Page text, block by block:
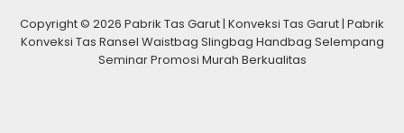
Copyright © 2026 Pabrik Tas Garut | Konveksi Tas Garut | Pabrik
Konveksi Tas Ransel Waistbag Slingbag Handbag Selempang
Seminar Promosi Murah Berkualitas